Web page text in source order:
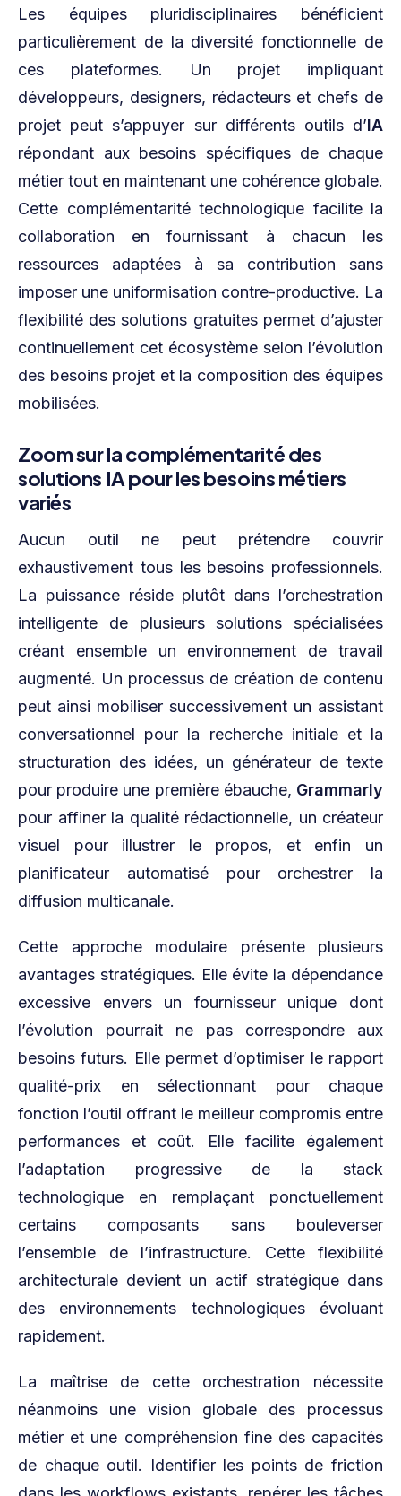
Les équipes pluridisciplinaires bénéficient
particulièrement de la diversité fonctionnelle de
ces plateformes. Un projet impliquant
développeurs, designers, rédacteurs et chefs de
projet peut s’appuyer sur différents outils d’IA
répondant aux besoins spécifiques de chaque
métier tout en maintenant une cohérence globale.
Cette complémentarité technologique facilite la
collaboration en fournissant à chacun les
ressources adaptées à sa contribution sans
imposer une uniformisation contre-productive. La
flexibilité des solutions gratuites permet d’ajuster
continuellement cet écosystème selon l’évolution
des besoins projet et la composition des équipes
mobilisées.
Zoom sur la complémentarité des
solutions IA pour les besoins métiers
variés
Aucun outil ne peut prétendre couvrir
exhaustivement tous les besoins professionnels.
La puissance réside plutôt dans l’orchestration
intelligente de plusieurs solutions spécialisées
créant ensemble un environnement de travail
augmenté. Un processus de création de contenu
peut ainsi mobiliser successivement un assistant
conversationnel pour la recherche initiale et la
structuration des idées, un générateur de texte
pour produire une première ébauche, Grammarly
pour affiner la qualité rédactionnelle, un créateur
visuel pour illustrer le propos, et enfin un
planificateur automatisé pour orchestrer la
diffusion multicanale.
Cette approche modulaire présente plusieurs
avantages stratégiques. Elle évite la dépendance
excessive envers un fournisseur unique dont
l’évolution pourrait ne pas correspondre aux
besoins futurs. Elle permet d’optimiser le rapport
qualité-prix en sélectionnant pour chaque
fonction l’outil offrant le meilleur compromis entre
performances et coût. Elle facilite également
l’adaptation progressive de la stack
technologique en remplaçant ponctuellement
certains composants sans bouleverser
l’ensemble de l’infrastructure. Cette flexibilité
architecturale devient un actif stratégique dans
des environnements technologiques évoluant
rapidement.
La maîtrise de cette orchestration nécessite
néanmoins une vision globale des processus
métier et une compréhension fine des capacités
de chaque outil. Identifier les points de friction